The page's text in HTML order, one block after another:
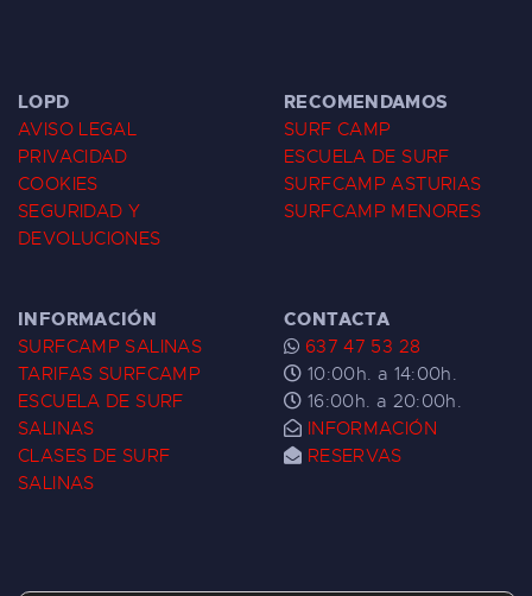
LOPD
AVISO LEGAL
PRIVACIDAD
COOKIES
SEGURIDAD Y
DEVOLUCIONES
RECOMENDAMOS
SURF CAMP
ESCUELA DE SURF
SURFCAMP ASTURIAS
SURFCAMP MENORES
INFORMACIÓN
SURFCAMP SALINAS
TARIFAS SURFCAMP
ESCUELA DE SURF
SALINAS
CLASES DE SURF
SALINAS
CONTACTA
637 47 53 28
10:00h. a 14:00h.
16:00h. a 20:00h.
INFORMACIÓN
RESERVAS